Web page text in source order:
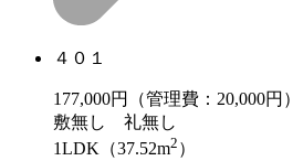
４０１
177,000円（管理費：20,000円）
敷無し 礼無し
1LDK（37.52m2 ）